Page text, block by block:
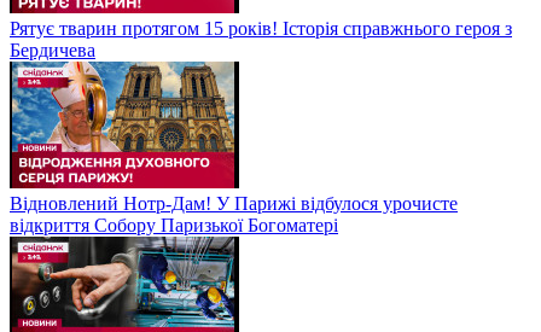
Рятує тварин протягом 15 років! Історія справжнього героя з
Бердичева
Відновлений Нотр-Дам! У Парижі відбулося урочисте
відкриття Собору Паризької Богоматері